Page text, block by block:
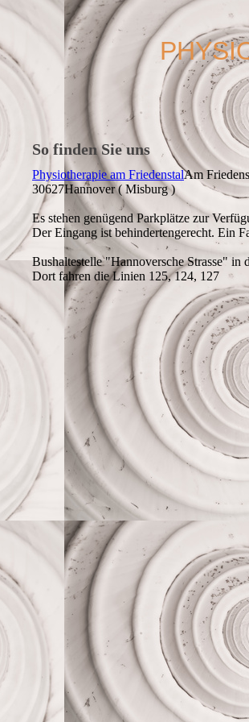
So finden Sie uns
Physiotherapie am FriedenstalAm
30627Hannover ( Misburg )
Es stehen genügend Parkplätze zur
Der Eingang ist behindertengerecht. Ein
Bushaltestelle "Hannoversche Strasse" in
Dort fahren die Linien 125, 124, 127